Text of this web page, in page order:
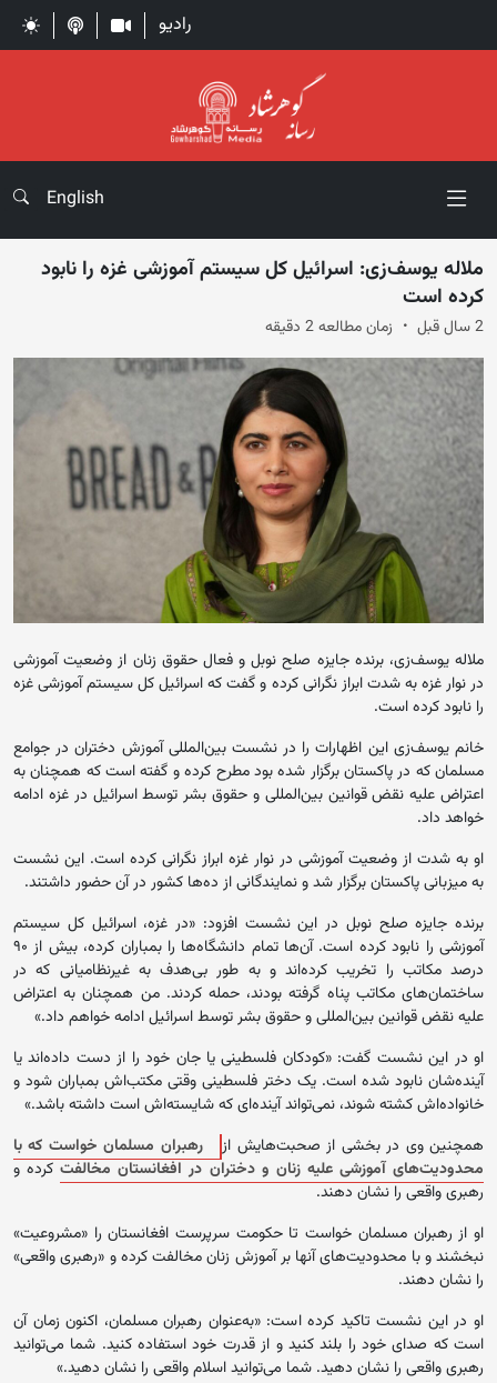
رادیو
English
ملاله یوسف‌زی: اسرائیل کل سیستم آموزشی غزه را نابود
کرده است
2 سال قبل زمان مطالعه 2 دقیقه
ملاله یوسف‌زی، برنده جایزه صلح نوبل و فعال حقوق زنان از وضعیت آموزشی
در نوار غزه به شدت ابراز نگرانی کرده و گفت که اسرائیل کل سیستم آموزشی غزه
را نابود کرده است.
خانم یوسف‌زی این اظهارات را در نشست بین‌المللی آموزش دختران در جوامع
مسلمان که در پاکستان برگزار شده بود مطرح کرده و گفته است که همچنان به
اعتراض علیه نقض قوانین بین‌المللی و حقوق بشر توسط اسرائیل در غزه ادامه
خواهد داد.
او به شدت از وضعیت آموزشی در نوار غزه ابراز نگرانی کرده است. این نشست
به میزبانی پاکستان برگزار شد و نمایندگانی از ده‌ها کشور در آن حضور داشتند.
برنده جایزه صلح نوبل در این نشست افزود: «در غزه، اسرائیل کل سیستم
آموزشی را نابود کرده است. آن‌ها تمام دانشگاه‌ها را بمباران کرده، بیش از ۹۰
درصد مکاتب را تخریب کرده‌اند و به طور بی‌هدف به غیرنظامیانی که در
ساختمان‌های مکاتب پناه گرفته بودند، حمله کردند. من همچنان به اعتراض
علیه نقض قوانین بین‌‌المللی و حقوق بشر توسط اسرائیل ادامه خواهم داد.»
او در این نشست گفت: «کودکان فلسطینی یا جان خود را از دست داده‌اند یا
آینده‌شان نابود شده است. یک دختر فلسطینی وقتی مکتب‌اش بمباران شود و
خانواده‌اش کشته شوند، نمی‌تواند آینده‌ای که شایسته‌اش است داشته باشد.»
همچنین وی در بخشی از صحبت‌هایش از
رهبران مسلمان خواست که با
محدودیت‌های آموزشی علیه زنان و دختران در افغانستان مخالفتکرده و
رهبری واقعی را نشان دهند.
او از رهبران مسلمان خواست تا حکومت سرپرست افغانستان را «مشروعیت»
نبخشند و با محدودیت‌های آنها بر آموزش زنان مخالفت کرده و «رهبری واقعی»
را نشان دهند.
او در این نشست تاکید کرده است: «به‌عنوان رهبران مسلمان، اکنون زمان آن
است که صدای خود را بلند کنید و از قدرت خود استفاده کنید. شما می‌توانید
رهبری واقعی را نشان دهید. شما می‌توانید اسلام واقعی را نشان دهید.»